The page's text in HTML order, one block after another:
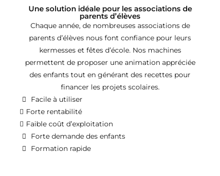
Une solution idéale pour les associations de
parents d’élèves
Chaque année, de nombreuses associations de
parents d’élèves nous font confiance pour leurs
kermesses et fêtes d’école. Nos machines
permettent de proposer une animation appréciée
des enfants tout en générant des recettes pour
financer les projets scolaires.
Facile à utiliser
Forte rentabilité
Faible coût d’exploitation
Forte demande des enfants
Formation rapide